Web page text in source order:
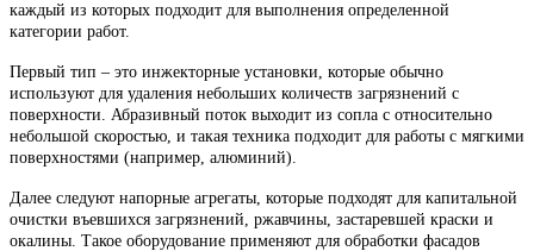
каждый из которых подходит для выполнения определенной
категории работ.
Первый тип – это инжекторные установки, которые обычно
используют для удаления небольших количеств загрязнений с
поверхности. Абразивный поток выходит из сопла с относительно
небольшой скоростью, и такая техника подходит для работы с мягкими
поверхностями (например, алюминий).
Далее следуют напорные агрегаты, которые подходят для капитальной
очистки въевшихся загрязнений, ржавчины, застаревшей краски и
окалины. Такое оборудование применяют для обработки фасадов